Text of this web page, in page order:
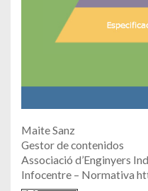
Maite Sanz
Gestor de contenidos
Associació d’Enginyers
Infocentre – Normativa